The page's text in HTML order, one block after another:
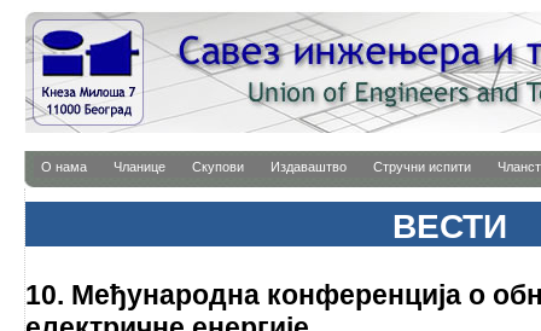
О нама Чланице Скупови Издаваштво Стручни испити
ВЕСТИ
10. Међународна конференција о